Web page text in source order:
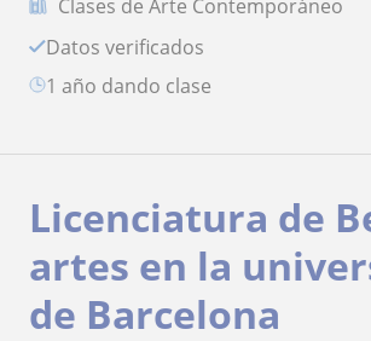
Clases de Arte Contemporáneo
Datos verificados
1 año dando clase
Licenciatura de
artes en la
de Barcelona